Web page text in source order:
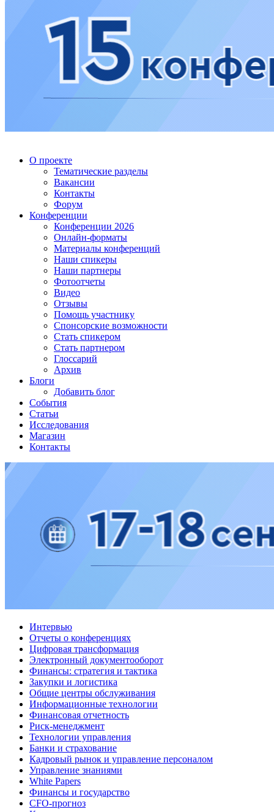
О проекте
Тематические разделы
Вакансии
Контакты
Форум
Конференции
Конференции 2026
Онлайн-форматы
Материалы конференций
Наши спикеры
Наши партнеры
Фотоотчеты
Видео
Отзывы
Помощь участнику
Спонсорские возможности
Стать спикером
Стать партнером
Глоссарий
Архив
Блоги
Добавить блог
События
Статьи
Исследования
Магазин
Контакты
Интервью
Отчеты о конференциях
Цифровая трансформация
Электронный документооборот
Финансы: стратегия и тактика
Закупки и логистика
Общие центры обслуживания
Информационные технологии
Финансовая отчетность
Риск-менеджмент
Технологии управления
Банки и страхование
Кадровый рынок и управление персоналом
Управление знаниями
White Papers
Финансы и государство
CFO-прогноз